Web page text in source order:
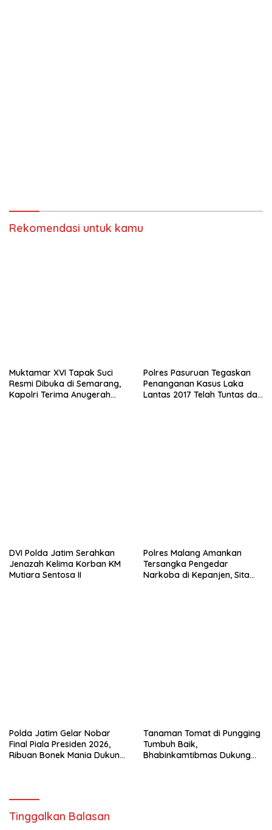
Rekomendasi untuk kamu
Muktamar XVI Tapak Suci
Resmi Dibuka di Semarang,
Kapolri Terima Anugerah
Polres Pasuruan Tegaskan
Penanganan Kasus Laka
Lantas 2017 Telah Tuntas dan
DVI Polda Jatim Serahkan
Jenazah Kelima Korban KM
Mutiara Sentosa II
Polres Malang Amankan
Tersangka Pengedar
Narkoba di Kepanjen, Sita
Polda Jatim Gelar Nobar
Final Piala Presiden 2026,
Ribuan Bonek Mania Dukung
Tanaman Tomat di Pungging
Tumbuh Baik,
Bhabinkamtibmas Dukung
Tinggalkan Balasan